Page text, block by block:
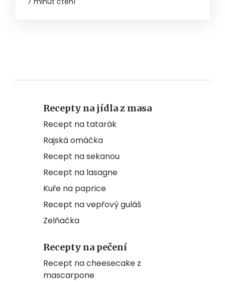
Recepty na jídla z masa
Recept na tatarák
Rajská omáčka
Recept na sekanou
Recept na lasagne
Kuře na paprice
Recept na vepřový guláš
Zelňačka
Recepty na pečení
Recept na cheesecake z
mascarpone